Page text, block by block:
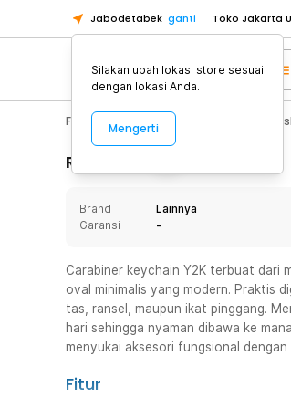
Jabodetabek ganti Toko Jakarta
Toko
Toko Cikupa
Pick n Go
Pick n Go
Toko
Toko Cikupa
Pick n Go
Pick n Go
Fashion, Make Up & Beauty Care
Rincian Produk
Brand
Lainnya
Garansi
-
Carabiner keychain Y2K terbuat dari
oval minimalis yang modern. Praktis
tas, ransel, maupun ikat pinggang.
hari sehingga nyaman dibawa ke
menyukai aksesori fungsional
Fitur
Silakan ubah lokasi store sesuai
dengan lokasi Anda.
Mengerti